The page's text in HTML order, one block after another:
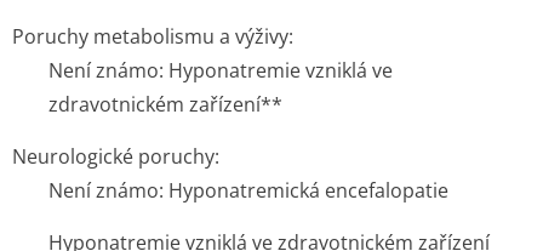
Poruchy metabolismu a výživy:
Není známo: Hyponatremie vzniklá ve
zdravotnickém zařízení**
Neurologické poruchy:
Není známo: Hyponatremická encefalopatie
Hyponatremie vzniklá ve zdravotnickém zařízení